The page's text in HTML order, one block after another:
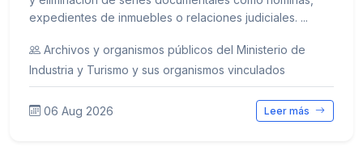
expedientes de inmuebles o relaciones judiciales. ...
Archivos y organismos públicos del Ministerio de
Industria y Turismo y sus organismos vinculados
06 Aug 2026 Leer más